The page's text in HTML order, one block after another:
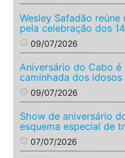
Wesley Safadão
pela celebração dos
access_time 09/07/2026
Aniversário do Cabo
caminhada dos
access_time 09/07/2026
Show de aniversário
esquema especial de
access_time 07/07/2026